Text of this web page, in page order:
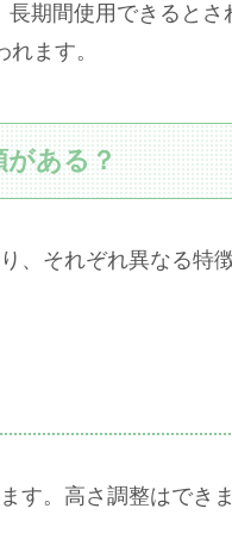
期間使用できるとさ
ます。
がある？
、それぞれ異なる特
す。高さ調整はでき